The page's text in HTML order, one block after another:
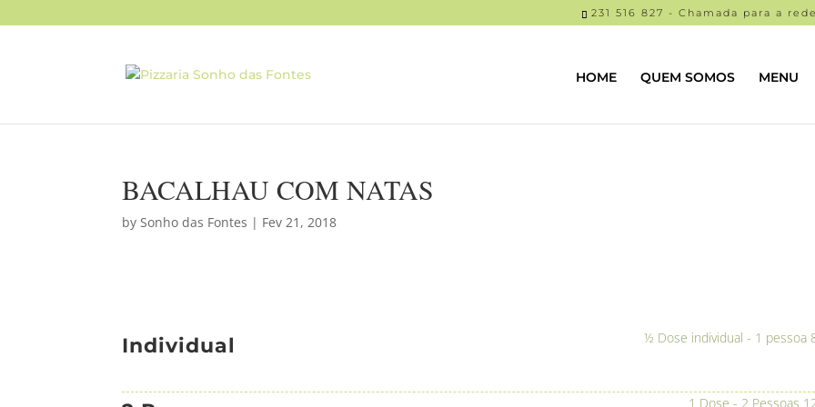
231 516 827 - Chamada para a
HOME QUEM SOMOS MENU
BACALHAU COM NATAS
bySonho das Fontes | Fev 21, 2018
Individual ½ Dose individual - 1 pessoa
1 Dose - 2 Pessoas